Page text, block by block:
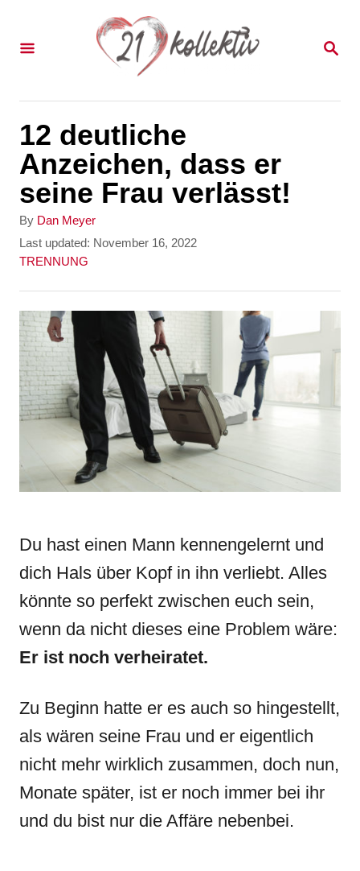
S
R
12 deutliche
Anzeichen, dass er
seine Frau verlässt!
By A
u
t
o
r
Dan Meyer
P
o
e
d
o
n
Last updated: November 16, 2022
C
e
g
o
r
i
e
TRENNUNG
Du hast einen Mann kennengelernt und
dich Hals über Kopf in ihn verliebt. Alles
könnte so perfekt zwischen euch sein,
wenn da nicht dieses eine Problem wäre:
Er ist noch verheiratet.
Zu Beginn hatte er es auch so hingestellt,
als wären seine Frau und er eigentlich
nicht mehr wirklich zusammen, doch nun,
Monate später, ist er noch immer bei ihr
und du bist nur die Affäre nebenbei.